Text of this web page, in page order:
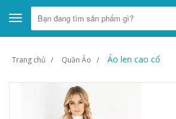
Toggle
navigation
Trang chủ Quần Áo Áo len cao cổ